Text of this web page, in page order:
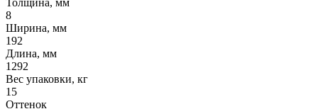
Толщина, мм
8
Ширина, мм
192
Длина, мм
1292
Вес упаковки, кг
15
Оттенок